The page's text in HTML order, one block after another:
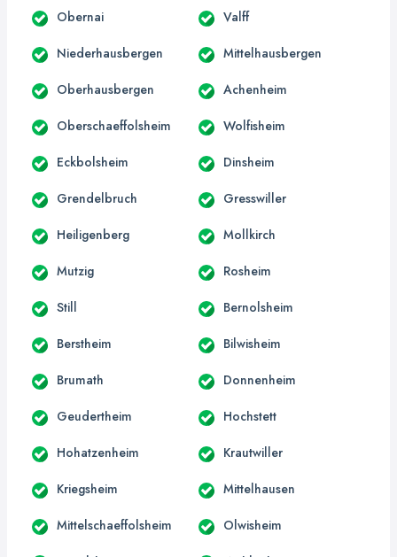
Obernai Valff
Niederhausbergen Mittelhausbergen
Oberhausbergen Achenheim
Oberschaeffolsheim Wolfisheim
Eckbolsheim Dinsheim
Grendelbruch Gresswiller
Heiligenberg Mollkirch
Mutzig Rosheim
Still Bernolsheim
Berstheim Bilwisheim
Brumath Donnenheim
Geudertheim Hochstett
Hohatzenheim Krautwiller
Kriegsheim Mittelhausen
Mittelschaeffolsheim Olwisheim